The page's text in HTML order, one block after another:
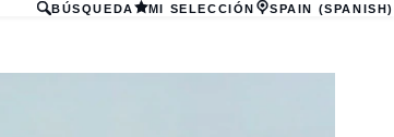
BÚSQUEDA MI SELECCIÓN SPAIN (SPANISH)